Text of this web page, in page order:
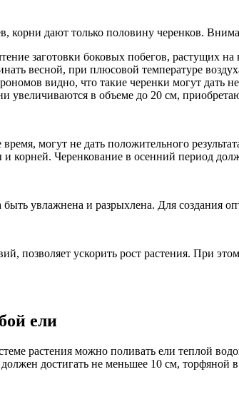
корни дают только половину черенков.
заготовки боковых побегов, растущих на
весной, при плюсовой температуре
видно, что такие черенки могут дать
увеличиваются в объеме до 20 см,
могут не дать положительного
корней. Черенкование в осенний период
увлажнена и разрыхлена. Для создания
позволяет ускорить рост растения. При
ели
растения можно поливать ели теплой
достигать не меньшее 10 см,